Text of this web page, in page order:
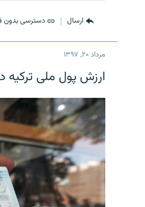
ارسال دسترسی بدون
مرداد ۲۰, ۱۳۹۷
ارزش پول ملی ترکیه در برابر